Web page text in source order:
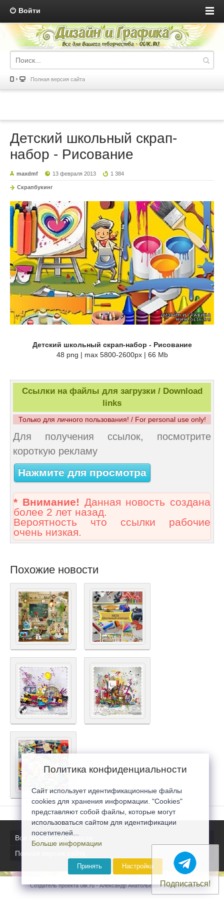
Войти
Полная версия сайта
Детский школьный скрап-
набор - Рисование
maxdmf 13 февраля 2013 1 384
Скрапбукинг
Детский школьный скрап-набор - Рисование
48 png | max 5800-2600px | 66 Mb
Ссылки на файлы для загрузки / Download
links
Только для личного пользования! / For personal use only!
Для получения ссылок, посмотрите
короткую рекламу
Нажмите для просмотра
* Внимание! Данная новость создана
более 2 лет назад.
Вероятность что ссылки рабочие
очень низкая.
Похожие новости
Все последние новости
Полная версия сайта
Создатель проекта 0lik.ru - Александр Анатольевич © 2007-2026
Подписаться!
Политика конфиденциальности
Сайт использует идентификационные файлы
cookies для хранения информации. "Cookies"
представляют собой файлы, которые могут
использоваться сайтом для идентификации
посетителей...
Больше информации
Принять Настройка